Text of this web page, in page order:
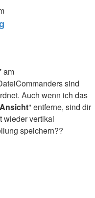
am
sind
Auch wenn ich das
" entferne, sind dir
wieder vertikal
speichern??